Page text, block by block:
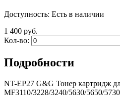
Доступность: Есть в наличии
1 400 руб.
Кол-во:
Подробности
NT-EP27 G&G Тонер картридж
MF3110/3228/3240/5630/5650/